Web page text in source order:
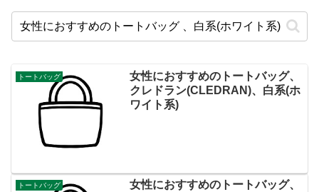
トートバッグ
女性におすすめのトートバッグ、
クレドラン(CLEDRAN)、白系(ホ
ワイト系)
トートバッグ
女性におすすめのトートバッグ、